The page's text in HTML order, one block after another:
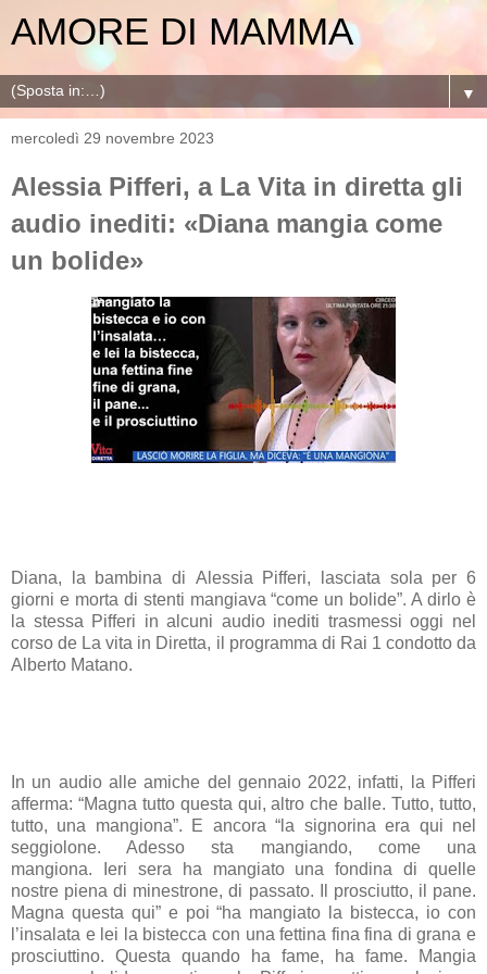
AMORE DI MAMMA
▼
mercoledì 29 novembre 2023
Alessia Pifferi, a La Vita in diretta gli
audio inediti: «Diana mangia come
un bolide»
Diana, la bambina di Alessia Pifferi, lasciata sola per 6
giorni e morta di stenti mangiava “come un bolide”. A dirlo è
la stessa Pifferi in alcuni audio inediti trasmessi oggi nel
corso de La vita in Diretta, il programma di Rai 1 condotto da
Alberto Matano.
In un audio alle amiche del gennaio 2022, infatti, la Pifferi
afferma: “Magna tutto questa qui, altro che balle. Tutto, tutto,
tutto, una mangiona”. E ancora “la signorina era qui nel
seggiolone. Adesso sta mangiando, come una
mangiona. Ieri sera ha mangiato una fondina di quelle
nostre piena di minestrone, di passato. Il prosciutto, il pane.
Magna questa qui” e poi “ha mangiato la bistecca, io con
l’insalata e lei la bistecca con una fettina fina fina di grana e
prosciuttino. Questa quando ha fame, ha fame. Mangia